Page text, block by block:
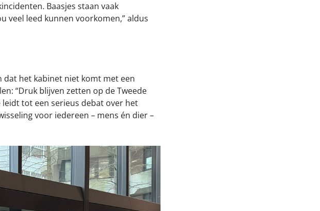
Baasjes staan vaak
veel leed kunnen voorkomen,” aldus
dat het kabinet niet komt met een
“Druk blijven zetten op de Tweede
tot een serieus debat over het
voor iedereen – mens én dier –